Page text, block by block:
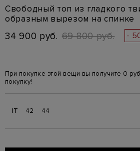
Свободный топ из гладкого
образным вырезом на спинке
34 900 руб. 69 800 руб. -
При покупке этой вещи вы получите 0
покупку!
IT 42 44